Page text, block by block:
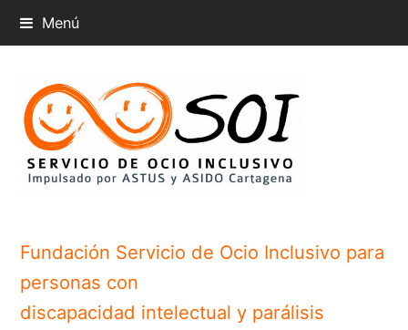
Menú
Fundación Servicio de Ocio Inclusivo para
personas con
discapacidad intelectual y parálisis